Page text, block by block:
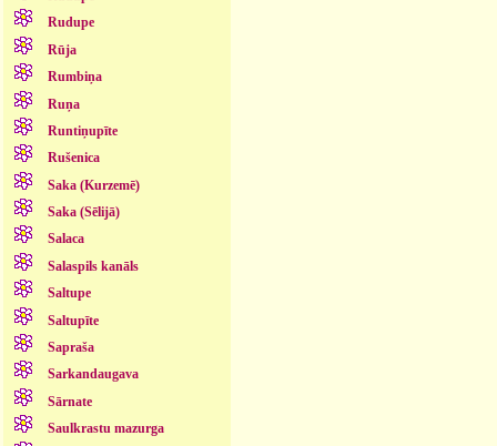
Rudupe
Rūja
Rumbiņa
Ruņa
Runtiņupīte
Rušenica
Saka (Kurzemē)
Saka (Sēlijā)
Salaca
Salaspils kanāls
Saltupe
Saltupīte
Sapraša
Sarkandaugava
Sārnate
Saulkrastu mazurga